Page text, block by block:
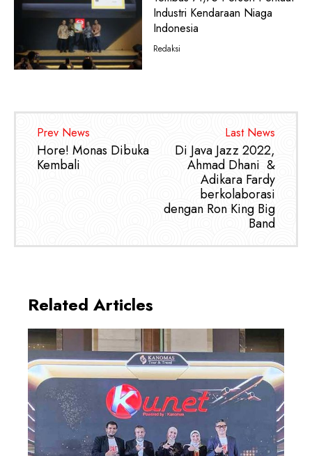
Industri Kendaraan Niaga
Indonesia
Redaksi
Prev News
Hore! Monas Dibuka
Kembali
Last News
Di Java Jazz 2022,
Ahmad Dhani &
Adikara Fardy
berkolaborasi
dengan Ron King Big
Band
Related Articles